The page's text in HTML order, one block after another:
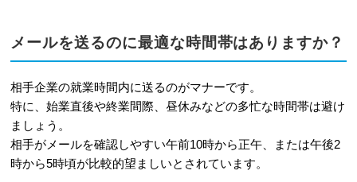
メールを送るのに最適な時間帯はありますか？
相手企業の就業時間内に送るのがマナーです。
特に、始業直後や終業間際、昼休みなどの多忙な時間帯は避け
ましょう。
相手がメールを確認しやすい午前10時から正午、または午後2
時から5時頃が比較的望ましいとされています。